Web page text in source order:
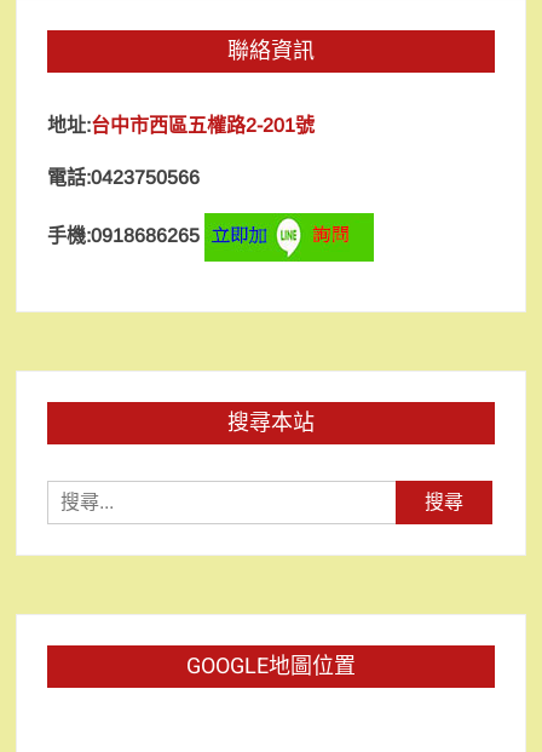
聯絡資訊
地址:台中市西區五權路2-201號
電話:0423750566
手機:0918686265
搜尋本站
尋
關
GOOGLE地圖位置